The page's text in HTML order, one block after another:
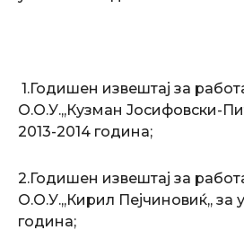
1.Годишен извештај за
О.О.У.,,Кузман Јосифовски-
2013-2014 година;
2.Годишен извештај за
О.О.У.,,Кирил Пејчиновиќ,, за
година;